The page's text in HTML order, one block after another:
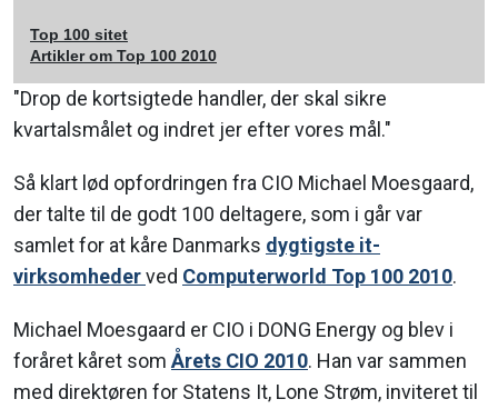
Top 100 sitet
Artikler om Top 100 2010
"Drop de kortsigtede handler, der skal sikre
kvartalsmålet og indret jer efter vores mål."
Så klart lød opfordringen fra CIO Michael Moesgaard,
der talte til de godt 100 deltagere, som i går var
samlet for at kåre Danmarks dygtigste it-
virksomhederved Computerworld Top 100 2010.
Michael Moesgaard er CIO i DONG Energy og blev i
foråret kåret som Årets CIO 2010. Han var sammen
med direktøren for Statens It, Lone Strøm, inviteret til